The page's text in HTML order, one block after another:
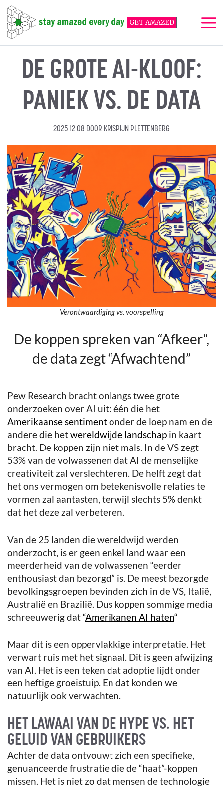
Ga
naar
de
inhoud
GET AMAZED
DE GROTE AI-KLOOF:
PANIEK VS. DE DATA
2025 12 08 DOOR KRISPIJN PLETTENBERG
Verontwaardiging vs. voorspelling
De koppen spreken van “Afkeer”,
de data zegt “Afwachtend”
Pew Research bracht onlangs twee grote
onderzoeken over AI uit: één die het
Amerikaanse sentimentonder de loep nam en de
andere die hetwereldwijde landschap in kaart
bracht. De koppen zijn niet mals. In de VS zegt
53% van de volwassenen dat AI de menselijke
creativiteit zal verslechteren. De helft zegt dat
het ons vermogen om betekenisvolle relaties te
vormen zal aantasten, terwijl slechts 5% denkt
dat het deze zal verbeteren.
Van de 25 landen die wereldwijd werden
onderzocht, is er geen enkel land waar een
meerderheid van de volwassenen “eerder
enthousiast dan bezorgd” is. De meest bezorgde
bevolkingsgroepen bevinden zich in de VS, Italië,
Australië en Brazilië. Dus koppen sommige media
schreeuwerig dat “Amerikanen AI haten“
Maar dit is een oppervlakkige interpretatie. Het
verwart ruis met het signaal. Dit is geen afwijzing
van AI. Het is een teken dat adoptie lijdt onder
een heftige groeistuip. En dat konden we
natuurlijk ook verwachten.
HET LAWAAI VAN DE HYPE VS. HET
GELUID VAN GEBRUIKERS
Achter de data ontvouwt zich een specifieke,
genuanceerde frustratie die de “haat”-koppen
missen. Het is niet zo dat mensen de technologie